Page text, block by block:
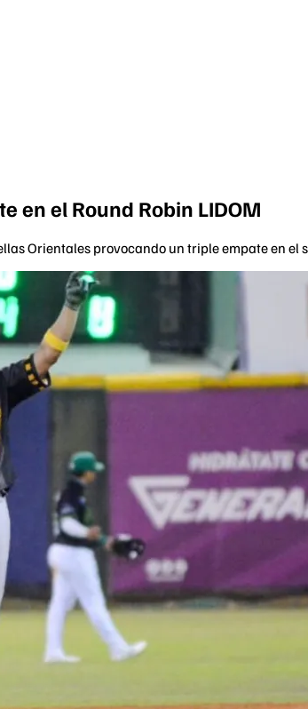
en el Round Robin LIDOM
Orientales provocando un triple empate en el